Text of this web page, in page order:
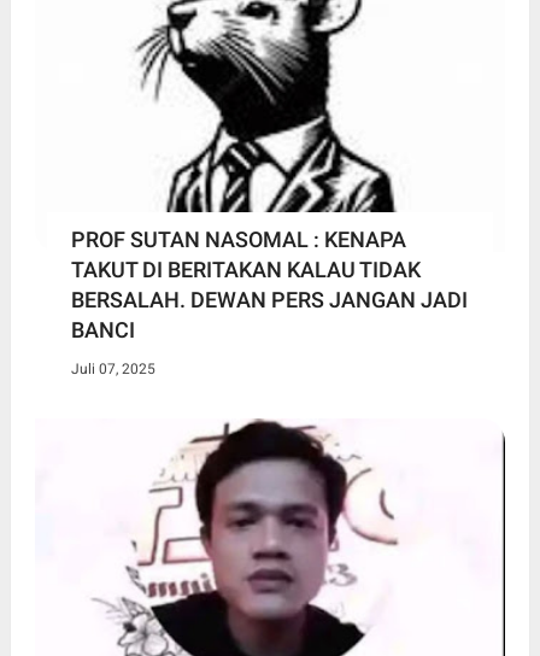
PROF SUTAN NASOMAL : KENAPA
TAKUT DI BERITAKAN KALAU TIDAK
BERSALAH. DEWAN PERS JANGAN JADI
BANCI
Juli 07, 2025